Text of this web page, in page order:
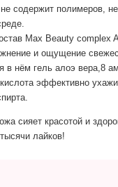
содержит полимеров,
Max Beauty complex
и ощущение
в нём гель алоэ вера,8
эффективно
сияет красотой и
лайков!